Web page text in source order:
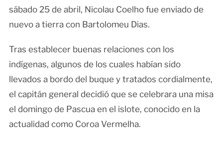
sábado 25 de abril, Nicolau Coelho fue enviado de
nuevo a tierra con Bartolomeu Dias.
Tras establecer buenas relaciones con los
indígenas, algunos de los cuales habían sido
llevados a bordo del buque y tratados cordialmente,
el capitán general decidió que se celebrara una misa
el domingo de Pascua en el islote, conocido en la
actualidad como Coroa Vermelha.